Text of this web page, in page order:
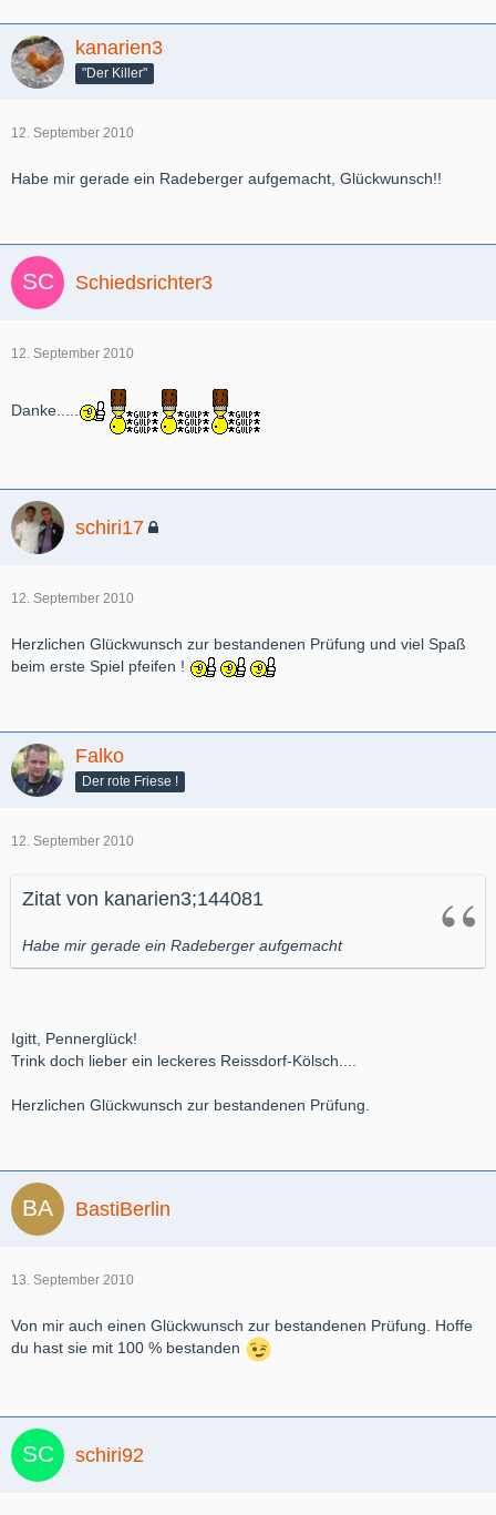
kanarien3
"Der Killer"
12. September 2010
Habe mir gerade ein Radeberger aufgemacht, Glückwunsch!!
Schiedsrichter3
12. September 2010
Danke.....
schiri17
12. September 2010
Herzlichen Glückwunsch zur bestandenen Prüfung und viel Spaß
beim erste Spiel pfeifen !
Falko
Der rote Friese !
12. September 2010
Zitat von kanarien3;144081
Habe mir gerade ein Radeberger aufgemacht
Igitt, Pennerglück!
Trink doch lieber ein leckeres Reissdorf-Kölsch....
Herzlichen Glückwunsch zur bestandenen Prüfung.
BastiBerlin
13. September 2010
Von mir auch einen Glückwunsch zur bestandenen Prüfung. Hoffe
du hast sie mit 100 % bestanden
schiri92